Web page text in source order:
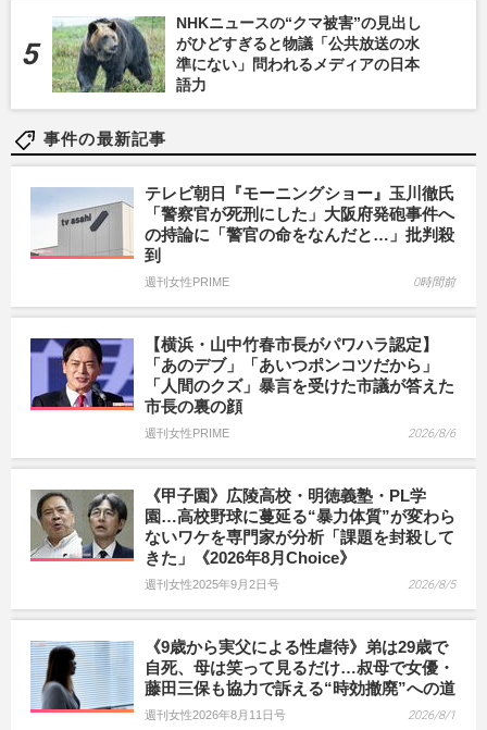
NHKニュースの“クマ被害”の見出し
がひどすぎると物議「公共放送の水
準にない」問われるメディアの日本
語力
事件の最新記事
テレビ朝日『モーニングショー』玉川徹氏
「警察官が死刑にした」大阪府発砲事件へ
の持論に「警官の命をなんだと…」批判殺
到
週刊女性PRIME 0時間前
【横浜・山中竹春市長がパワハラ認定】
「あのデブ」「あいつポンコツだから」
「人間のクズ」暴言を受けた市議が答えた
市長の裏の顔
週刊女性PRIME 2026/8/6
《甲子園》広陵高校・明徳義塾・PL学
園…高校野球に蔓延る“暴力体質”が変わら
ないワケを専門家が分析「課題を封殺して
きた」《2026年8月Choice》
週刊女性2025年9月2日号 2026/8/5
《9歳から実父による性虐待》弟は29歳で
自死、母は笑って見るだけ…叔母で女優・
藤田三保も協力で訴える“時効撤廃”への道
週刊女性2026年8月11日号 2026/8/1